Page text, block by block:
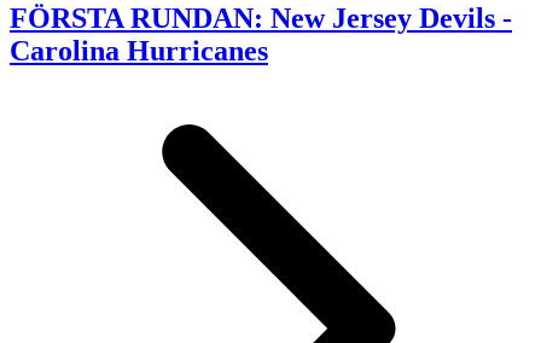
FÖRSTA RUNDAN: New Jersey Devils -
Carolina Hurricanes